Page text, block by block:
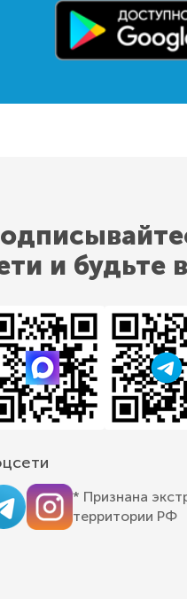
и будьте
* Признана
территории РФ